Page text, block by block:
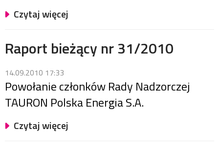
Czytaj więcej
Raport bieżący nr 31/2010
14.09.2010 17:33
Powołanie członków Rady Nadzorczej
TAURON Polska Energia S.A.
Czytaj więcej